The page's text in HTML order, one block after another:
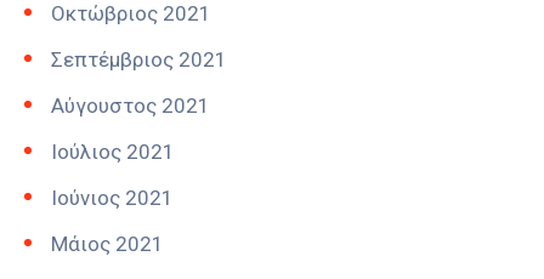
Οκτώβριος 2021
Σεπτέμβριος 2021
Αύγουστος 2021
Ιούλιος 2021
Ιούνιος 2021
Μάιος 2021